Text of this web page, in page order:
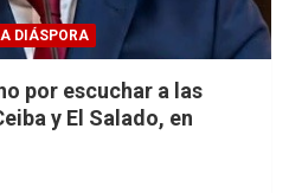
DIÁSPORA
por escuchar a las
y El Salado, en